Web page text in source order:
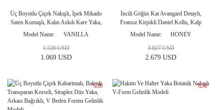
Üç Boyutlu Çiçek Nakışlı, İpek Mikado
Saten Kumaşlı, Kalın Askılı Kare Yaka,
Arkası Yarım Korse Bağcıklı Gelinlik
Model Name VANILLA
1.069 USD
1.528 USD
İncili Göğüs Kat Avangard Detaylı,
Fransız Kirpikli Dantel Kollu, Kalp
Yaka Üzerine Kayık Dekolteli, Balenli
Gelinlik Modeli
Model Name HONEY
2.679 USD
3.827 USD
%30 %30